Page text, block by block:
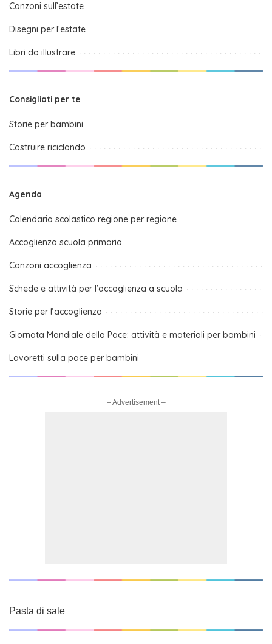
Canzoni sull’estate
Disegni per l’estate
Libri da illustrare
Consigliati per te
Storie per bambini
Costruire riciclando
Agenda
Calendario scolastico regione per regione
Accoglienza scuola primaria
Canzoni accoglienza
Schede e attività per l’accoglienza a scuola
Storie per l’accoglienza
Giornata Mondiale della Pace: attività e materiali per bambini
Lavoretti sulla pace per bambini
– Advertisement –
Pasta di sale